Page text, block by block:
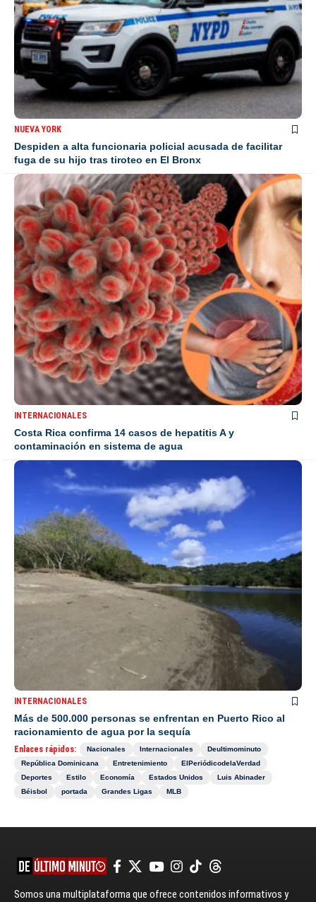
NUEVA YORK
Despiden a alta funcionaria policial acusada de facilitar
fuga de su hijo tras tiroteo en El Bronx
INTERNACIONALES
Costa Rica confirma 14 casos de hepatitis A y
contaminación en sistema de agua
INTERNACIONALES
Más de 500.000 personas se enfrentan en Puerto Rico al
racionamiento de agua por la sequía
Enlaces rápidos: Nacionales Internacionales
Deultimominuto
República Dominicana
Entretenimiento
ElPeriódicodelaVerdad
Deportes
Estilo Economía Estados Unidos
Luis Abinader
Béisbol
portada Grandes Ligas MLB
Somos una multiplataforma que ofrece contenidos informativos y